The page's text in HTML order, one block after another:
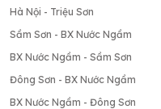
Hà Nội - Triệu Sơn
Sầm Sơn - BX Nước Ngầm
BX Nước Ngầm - Sầm Sơn
Đông Sơn - BX Nước Ngầm
BX Nước Ngầm - Đông Sơn